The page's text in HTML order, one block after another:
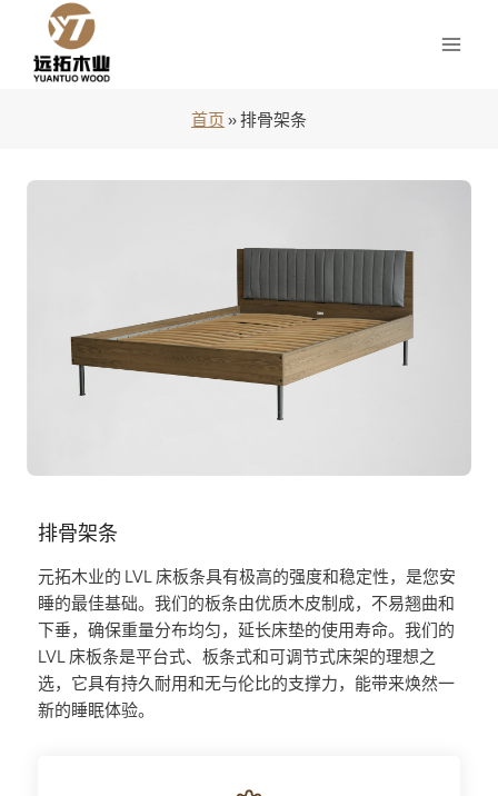
首页 »排骨架条
排骨架条
元拓木业的 LVL 床板条具有极高的强度和稳定性，是您安
睡的最佳基础。我们的板条由优质木皮制成，不易翘曲和
下垂，确保重量分布均匀，延长床垫的使用寿命。我们的
LVL 床板条是平台式、板条式和可调节式床架的理想之
选，它具有持久耐用和无与伦比的支撑力，能带来焕然一
新的睡眠体验。